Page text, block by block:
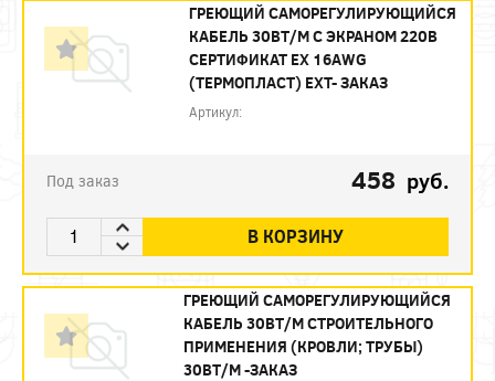
ГРЕЮЩИЙ САМОРЕГУЛИРУЮЩИЙСЯ
КАБЕЛЬ 30ВТ/М С ЭКРАНОМ 220В
СЕРТИФИКАТ EX 16AWG
(ТЕРМОПЛАСТ) EXT- ЗАКАЗ
Артикул:
Под заказ 458 руб.
В КОРЗИНУ
ГРЕЮЩИЙ САМОРЕГУЛИРУЮЩИЙСЯ
КАБЕЛЬ 30ВТ/М СТРОИТЕЛЬНОГО
ПРИМЕНЕНИЯ (КРОВЛИ; ТРУБЫ)
30ВТ/М -ЗАКАЗ